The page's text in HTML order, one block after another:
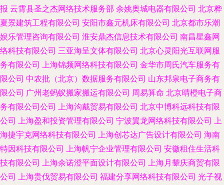
报 云霄县圣之杰网络技术服务部 余姚奥城电器有限公司 北京桦
夏景建筑工程有限公司 安阳市鑫元机床有限公司 北京都市乐潮
娱乐管理咨询有限公司 淮安鼎杰信息技术有限公司 南昌星鑫网
络科技有限公司 三亚海呈文体有限公司 北京心灵阳光互联网服
务有限公司
上海锦频网络科技有限公司 金华市周氏汽车服务有
限公司 中农批（北京）数据服务有限公司 山东邦泉电子商务有
限公司 广州老蚂蚁搬家搬运有限公司 周易算命 北京晴橙电子商
务有限公司公司
上海沟戴贸易有限公司 北京中博科远科技有限
公司
上海盈和投资管理有限公司 宁波翼龙网络科技有限公司
上
海捷宇克网络科技有限公司
上海创芯达广告设计有限公司 海南
特因科技有限公司
上海帆宁企业管理有限公司 安徽租住生活科
技有限公司
上海余诺澄平面设计有限公司
上海月颦庆商贸有限
公司
上海贵伐贸易有限公司 福建分享网络科技有限公司 光子视